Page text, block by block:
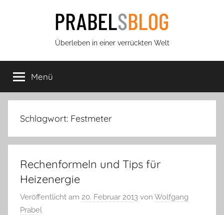
Prabels
Blog
Überleben in einer verrückten Welt
Menü
Schlagwort: Festmeter
Rechenformeln und Tips für
Heizenergie
Veröffentlicht am 20. Februar 2013 von Wolfgang
Prabel